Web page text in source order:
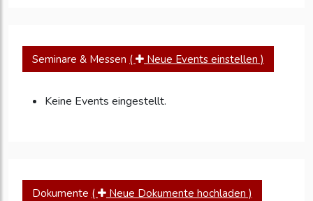
Seminare & Messen ( Neue Events einstellen )
Keine Events eingestellt.
Dokumente ( Neue Dokumente hochladen )